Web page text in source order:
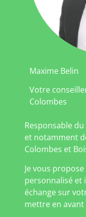
Maxime Belin
Votre
Colombes
Responsable
et notamment
Colombes et
Je vous
personnalisé et
échange sur
mettre en avant